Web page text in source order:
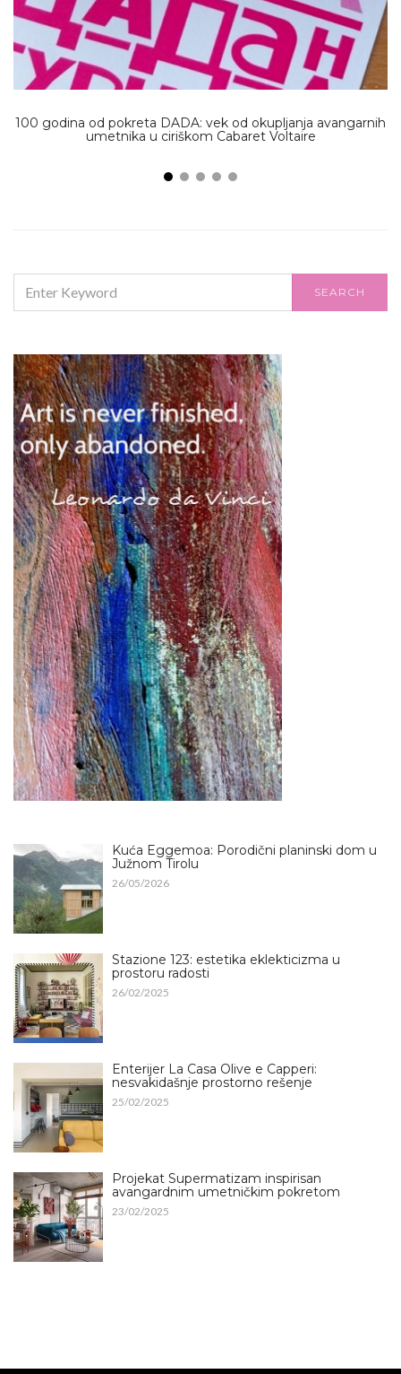
100 godina od pokreta DADA: vek od okupljanja avangarnih
umetnika u ciriškom Cabaret Voltaire
FOR:
SEARCH
Kuća Eggemoa: Porodični planinski dom u
Južnom Tirolu
26/05/2026
Stazione 123: estetika eklekticizma u
prostoru radosti
26/02/2025
Enterijer La Casa Olive e Capperi:
nesvakidašnje prostorno rešenje
25/02/2025
Projekat Supermatizam inspirisan
avangardnim umetničkim pokretom
23/02/2025